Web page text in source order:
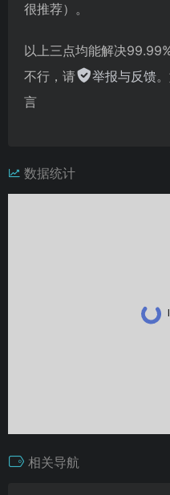
很推荐）。
以上三点均能解决
不行，请
举报与反馈
言
数据统计
相关导航